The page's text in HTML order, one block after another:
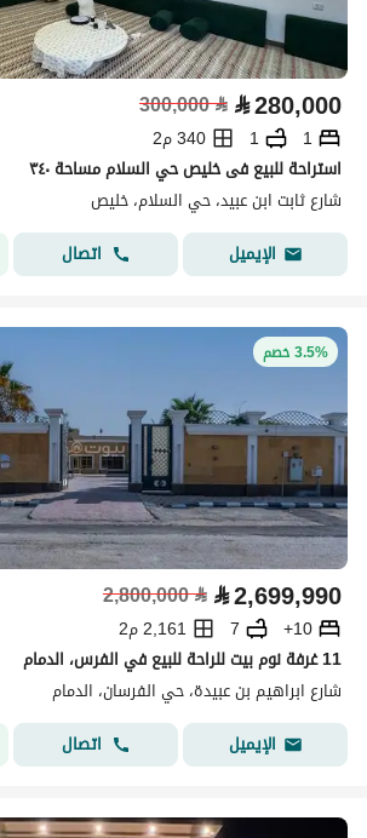
⃁280,000
⃁
300,000
1
1
340 م2
استراحة للبيع فى خليص حي السلام مساحة ٣٤٠
شارع ثابت ابن عبيد، حي السلام، خليص
الإيميل
اتصال
3.5% خصم
⃁2,699,990
⃁
2,800,000
10+
7
2,161 م2
11 غرفة نوم بيت للراحة للبيع في الفرس، الدمام
شارع ابراهيم بن عبيدة، حي الفرسان، الدمام
الإيميل
اتصال